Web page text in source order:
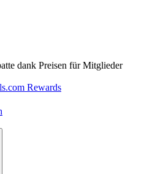
dank Preisen für Mitglieder
Rewards